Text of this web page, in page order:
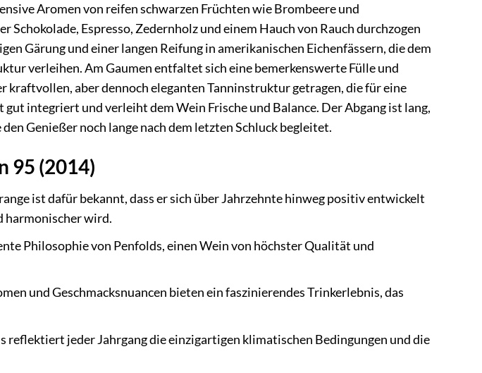
Aromen von reifen schwarzen Früchten wie Brombeere und
Espresso, Zedernholz und einem Hauch von Rauch durchzogen
Gärung und einer langen Reifung in amerikanischen Eichenfässern, die dem
verleihen. Am Gaumen entfaltet sich eine bemerkenswerte Fülle und
aber dennoch eleganten Tanninstruktur getragen, die für eine
integriert und verleiht dem Wein Frische und Balance. Der Abgang ist lang,
Genießer noch lange nach dem letzten Schluck begleitet.
95 (2014)
ist dafür bekannt, dass er sich über Jahrzehnte hinweg positiv entwickelt
harmonischer wird.
Philosophie von Penfolds, einen Wein von höchster Qualität und
und Geschmacksnuancen bieten ein faszinierendes Trinkerlebnis, das
reflektiert jeder Jahrgang die einzigartigen klimatischen Bedingungen und die